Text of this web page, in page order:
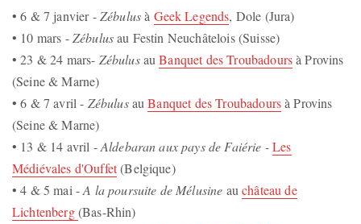
• 6 & 7 janvier -Zébulusà Geek Legends, Dole (Jura)
• 10 mars -Zébulusau Festin Neuchâtelois (Suisse)
• 23 & 24 mars- ZébulusauBanquet des Troubadoursà Provins
(Seine & Marne)
• 6 & 7 avril - ZébulusauBanquet des Troubadoursà Provins
(Seine & Marne)
• 13 & 14 avril -Aldebaran aux pays de Faiérie -Les
Médiévales d'Ouffet(Belgique)
• 4 & 5 mai -A la poursuite de Mélusine auchâteau de
Lichtenberg(Bas-Rhin)